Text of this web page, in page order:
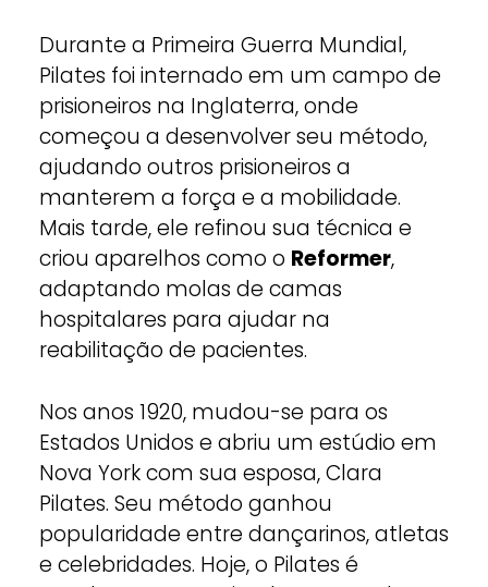
Durante a Primeira Guerra Mundial,
Pilates foi internado em um campo de
prisioneiros na Inglaterra, onde
começou a desenvolver seu método,
ajudando outros prisioneiros a
manterem a força e a mobilidade.
Mais tarde, ele refinou sua técnica e
criou aparelhos como o Reformer,
adaptando molas de camas
hospitalares para ajudar na
reabilitação de pacientes.
Nos anos 1920, mudou-se para os
Estados Unidos e abriu um estúdio em
Nova York com sua esposa, Clara
Pilates. Seu método ganhou
popularidade entre dançarinos, atletas
e celebridades. Hoje, o Pilates é